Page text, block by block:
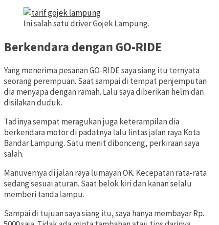
Ini salah satu driver Gojek Lampung.
Berkendara dengan GO-RIDE
Yang menerima pesanan GO-RIDE saya siang itu ternyata
seorang perempuan. Saat sampai di tempat penjemputan
dia menyapa dengan ramah. Lalu saya diberikan helm dan
disilakan duduk.
Tadinya sempat meragukan juga keterampilan dia
berkendara motor di padatnya lalu lintas jalan raya Kota
Bandar Lampung. Satu menit dibonceng, perkiraan saya
salah.
Manuvernya di jalan raya lumayan OK. Kecepatan rata-rata
sedang sesuai aturan. Saat belok kiri dan kanan selalu
memberi tanda lampu.
Sampai di tujuan saya siang itu, saya hanya membayar Rp.